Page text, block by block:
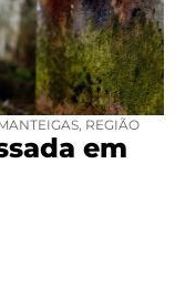
, REGIÃO
em